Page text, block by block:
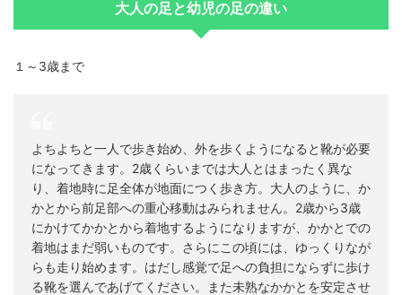
大人の足と幼児の足の違い
１～3歳まで
よちよちと一人で歩き始め、外を歩くようになると靴が必要
になってきます。2歳くらいまでは大人とはまったく異な
り、着地時に足全体が地面につく歩き方。大人のように、か
かとから前足部への重心移動はみられません。2歳から3歳
にかけてかかとから着地するようになりますが、かかとでの
着地はまだ弱いものです。さらにこの頃には、ゆっくりなが
らも走り始めます。はだし感覚で足への負担にならずに歩け
る靴を選んであげてください。また未熟なかかとを安定させ